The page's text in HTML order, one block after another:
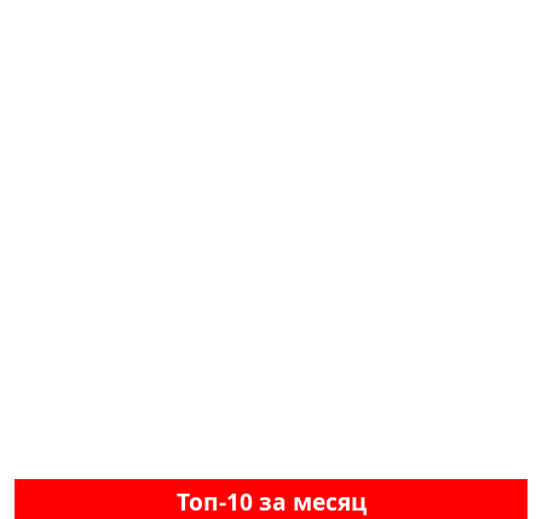
Топ-10 за месяц